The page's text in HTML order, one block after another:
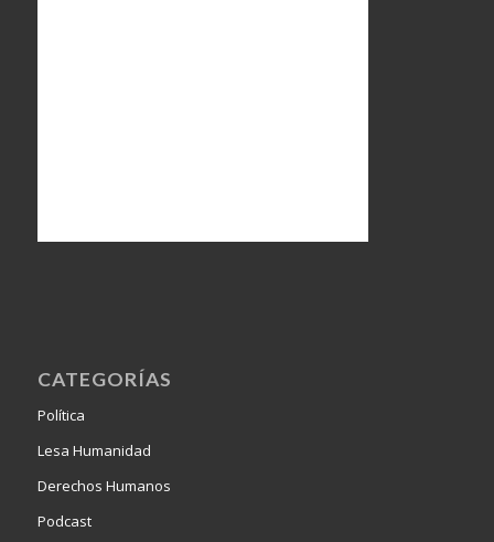
CATEGORÍAS
Política
Lesa Humanidad
Derechos Humanos
Podcast